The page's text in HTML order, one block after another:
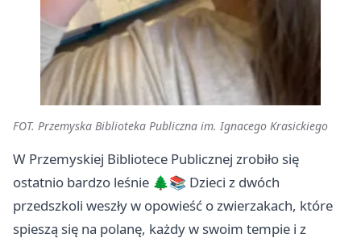
FOT. Przemyska Biblioteka Publiczna im. Ignacego Krasickiego
W Przemyskiej Bibliotece Publicznej zrobiło się
ostatnio bardzo leśnie 🌲📚 Dzieci z dwóch
przedszkoli weszły w opowieść o zwierzakach, które
spieszą się na polanę, każdy w swoim tempie i z